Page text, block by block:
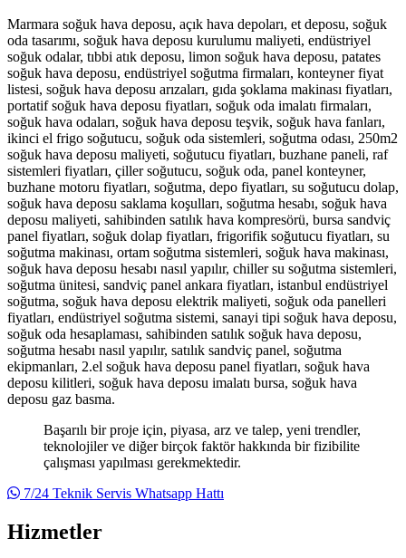
Marmara soğuk hava deposu, açık hava depoları, et deposu, soğuk
oda tasarımı, soğuk hava deposu kurulumu maliyeti, endüstriyel
soğuk odalar, tıbbi atık deposu, limon soğuk hava deposu, patates
soğuk hava deposu, endüstriyel soğutma firmaları, konteyner fiyat
listesi, soğuk hava deposu arızaları, gıda şoklama makinası fiyatları,
portatif soğuk hava deposu fiyatları, soğuk oda imalatı firmaları,
soğuk hava odaları, soğuk hava deposu teşvik, soğuk hava fanları,
ikinci el frigo soğutucu, soğuk oda sistemleri, soğutma odası, 250m2
soğuk hava deposu maliyeti, soğutucu fiyatları, buzhane paneli, raf
sistemleri fiyatları, çiller soğutucu, soğuk oda, panel konteyner,
buzhane motoru fiyatları, soğutma, depo fiyatları, su soğutucu dolap,
soğuk hava deposu saklama koşulları, soğutma hesabı, soğuk hava
deposu maliyeti, sahibinden satılık hava kompresörü, bursa sandviç
panel fiyatları, soğuk dolap fiyatları, frigorifik soğutucu fiyatları, su
soğutma makinası, ortam soğutma sistemleri, soğuk hava makinası,
soğuk hava deposu hesabı nasıl yapılır, chiller su soğutma sistemleri,
soğutma ünitesi, sandviç panel ankara fiyatları, istanbul endüstriyel
soğutma, soğuk hava deposu elektrik maliyeti, soğuk oda panelleri
fiyatları, endüstriyel soğutma sistemi, sanayi tipi soğuk hava deposu,
soğuk oda hesaplaması, sahibinden satılık soğuk hava deposu,
soğutma hesabı nasıl yapılır, satılık sandviç panel, soğutma
ekipmanları, 2.el soğuk hava deposu panel fiyatları, soğuk hava
deposu kilitleri, soğuk hava deposu imalatı bursa, soğuk hava
deposu gaz basma.
Başarılı bir proje için, piyasa, arz ve talep, yeni trendler,
teknolojiler ve diğer birçok faktör hakkında bir fizibilite
çalışması yapılması gerekmektedir.
7/24 Teknik Servis Whatsapp Hattı
Hizmetler